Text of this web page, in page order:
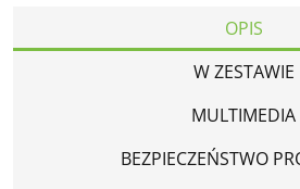
OPIS
W ZESTAWIE
MULTIMEDIA
BEZPIECZEŃSTWO